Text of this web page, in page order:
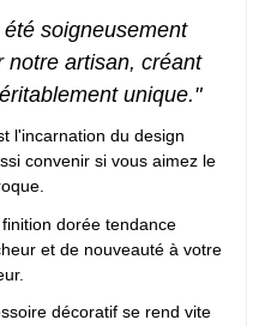
soigneusement
notre artisan, créant
unique."
l'incarnation du design
convenir si vous aimez le
dorée tendance
et de nouveauté à votre
décoratif se rend vite